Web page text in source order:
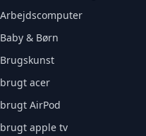
Arbejdscomputer
Baby & Børn
Brugskunst
brugt acer
brugt AirPod
brugt apple tv